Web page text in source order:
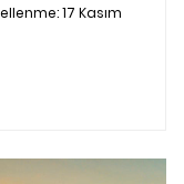
17 Kasım